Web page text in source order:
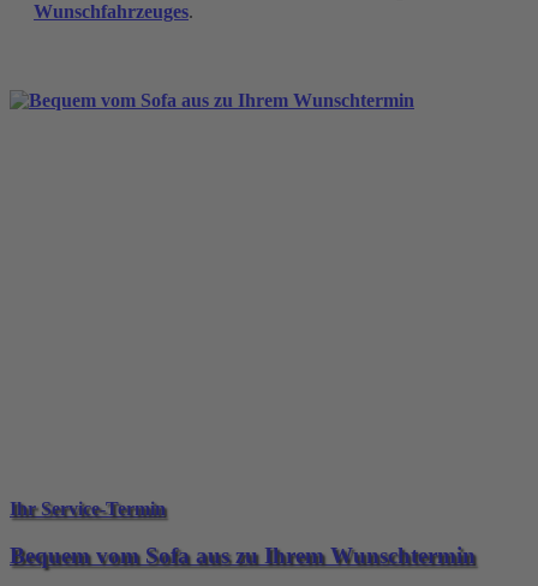
Wunschfahrzeuges.
Ihr Service-Termin
Bequem vom Sofa aus zu Ihrem Wunschtermin